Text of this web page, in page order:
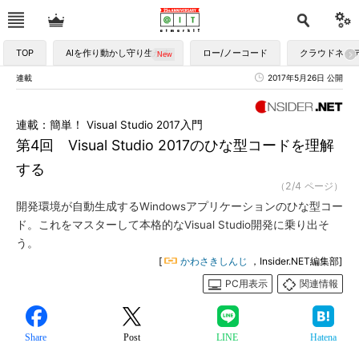
TOP AIを作り動かし守り生かす ロー/ノーコード クラウドネイ
連載 2017年5月26日 公開
第4回 Visual Studio 2017のひな型コードを理解
する
連載：簡単！ Visual Studio 2017入門
（2/4 ページ）
開発環境が自動生成するWindowsアプリケーションのひな型コー
ド。これをマスターして本格的なVisual Studio開発に乗り出そ
う。
[ かわさきしんじ
，Insider.NET編集部]
PC用表示
関連情報
Share Post LINE Hatena